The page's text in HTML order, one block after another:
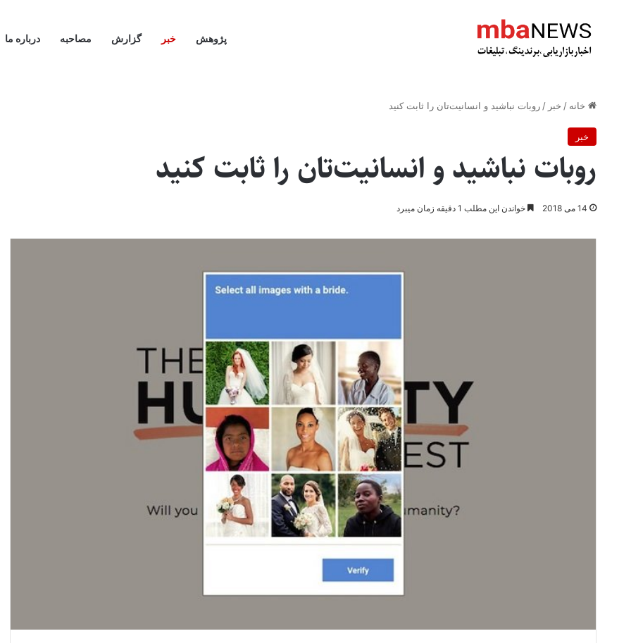
پژوهش خبر گزارش مصاحبه درباره ما
خانه / خبر / روبات نباشید و انسانیت‌تان را ثابت کنید
خبر
روبات نباشید و انسانیت‌تان را ثابت کنید
14 می 2018 خواندن این مطلب 1 دقیقه زمان میبرد